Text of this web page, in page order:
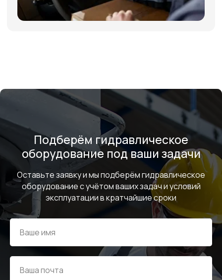
Подберём гидравлическое
оборудование под ваши задачи
Оставьте заявку и мы подберём гидравлическое
оборудование с учётом ваших задач и условий
эксплуатации в кратчайшие сроки
МЕДИА
Я соглашаюсь с условиями и даю своё согласие
обработку персональных данных
Политика персональных данных
© Евразия Инжиниринг
Сервис 2022-2026 Разработка сайта
ИНФОРМАЦИЯ